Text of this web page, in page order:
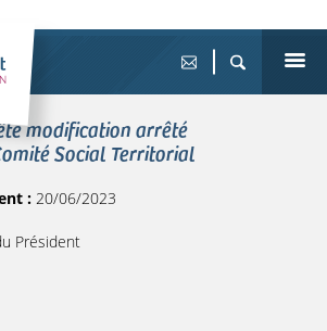
modification arrêté
Social Territorial
: 20/06/2023
Président